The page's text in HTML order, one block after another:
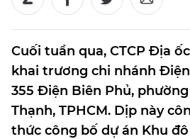
Cuối tuần qua, CTCP Địa
khai trương chi nhánh
355 Điện Biên Phủ, phường
Thạnh, TPHCM. Dịp này
thức công bố dự án Khu